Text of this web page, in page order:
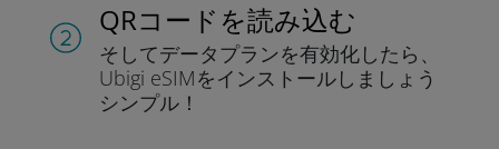
QRコードを読み込む
そしてデータプランを有効化したら、
Ubigi eSIMをインストールしま しょう
シンプル！